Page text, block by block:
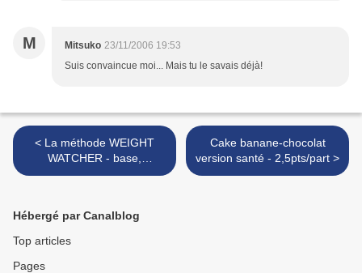
M Mitsuko 23/11/2006 19:53
Suis convaincue moi... Mais tu le savais déjà!
< La méthode WEIGHT
WATCHER - base,
stabilisation et maintien
Cake banane-chocolat
version santé - 2,5pts/part >
Hébergé par Canalblog
Top articles
Pages